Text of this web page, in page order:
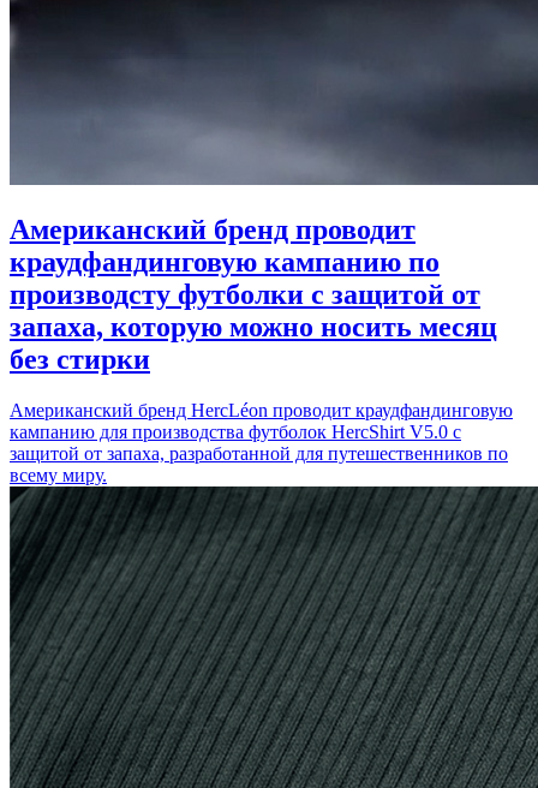
Американский бренд проводит
краудфандинговую кампанию по
производсту футболки с защитой от
запаха, которую можно носить месяц
без стирки
Американский бренд HercLéon проводит краудфандинговую
кампанию для производства футболок HercShirt V5.0 с
защитой от запаха, разработанной для путешественников по
всему миру.